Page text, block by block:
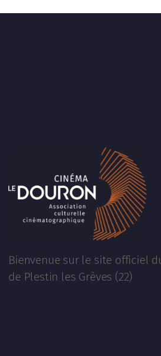
Bienvenue sur le site officiel
de Plestin les Grèves (22)